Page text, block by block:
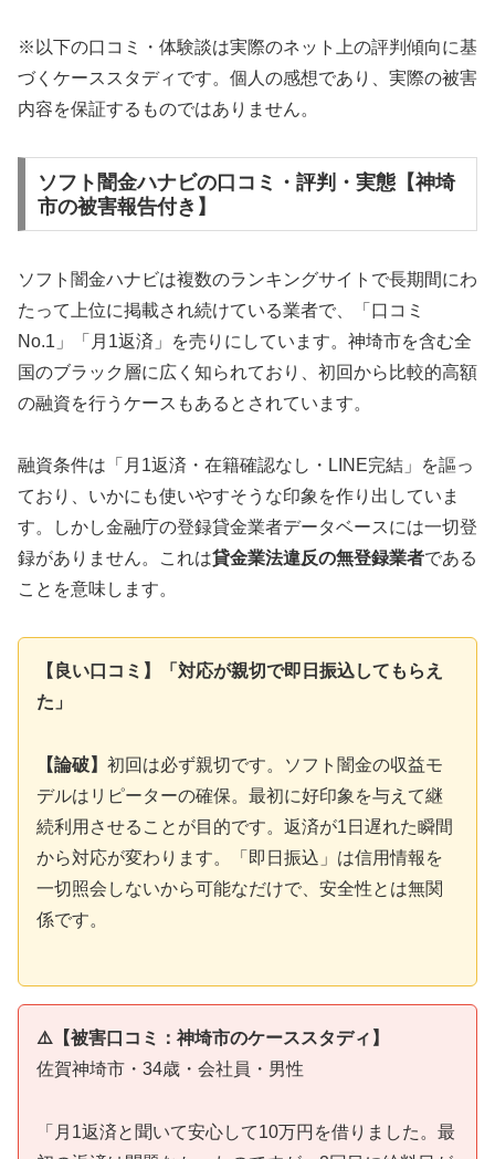
※以下の口コミ・体験談は実際のネット上の評判傾向に基
づくケーススタディです。個人の感想であり、実際の被害
内容を保証するものではありません。
ソフト闇金ハナビの口コミ・評判・実態【神埼
市の被害報告付き】
ソフト闇金ハナビは複数のランキングサイトで長期間にわ
たって上位に掲載され続けている業者で、「口コミ
No.1」「月1返済」を売りにしています。神埼市を含む全
国のブラック層に広く知られており、初回から比較的高額
の融資を行うケースもあるとされています。
融資条件は「月1返済・在籍確認なし・LINE完結」を謳っ
ており、いかにも使いやすそうな印象を作り出していま
す。しかし金融庁の登録貸金業者データベースには一切登
録がありません。これは貸金業法違反の無登録業者である
ことを意味します。
【良い口コミ】「対応が親切で即日振込してもらえ
た」
【論破】 初回は必ず親切です。ソフト闇金の収益モ
デルはリピーターの確保。最初に好印象を与えて継
続利用させることが目的です。返済が1日遅れた瞬間
から対応が変わります。「即日振込」は信用情報を
一切照会しないから可能なだけで、安全性とは無関
係です。
⚠️【被害口コミ：神埼市のケーススタディ】
佐賀神埼市・34歳・会社員・男性
「月1返済と聞いて安心して10万円を借りました。最